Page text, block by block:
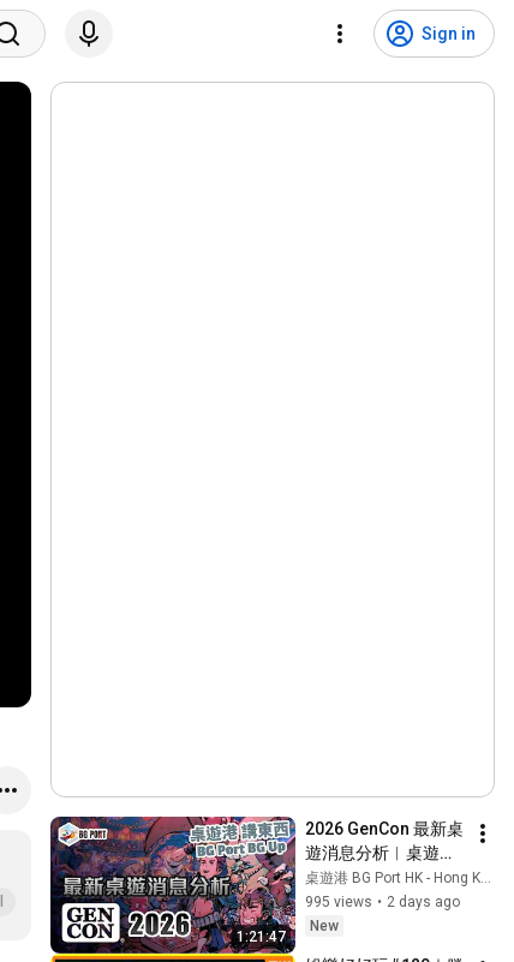
Sign in
1:21:47
2026 GenCon 最新桌
遊消息分析︱桌遊港
講東西 BG Port BG
Up S5 (15)
桌遊港 BG Port HK - Hong Kong Boardgame Channel
995 views • 2 days ago
New